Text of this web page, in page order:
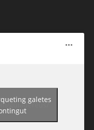
guiadereus/
galetes